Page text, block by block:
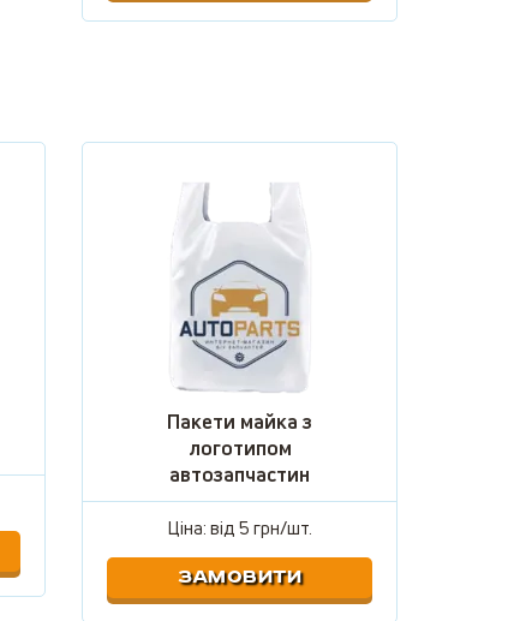
Пакети майка з
логотипом
автозапчастин
Ціна: від5 грн/шт.
ЗАМОВИТИ